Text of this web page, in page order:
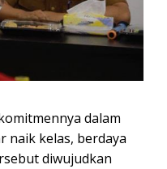
dalam
naik kelas, berdaya
diwujudkan